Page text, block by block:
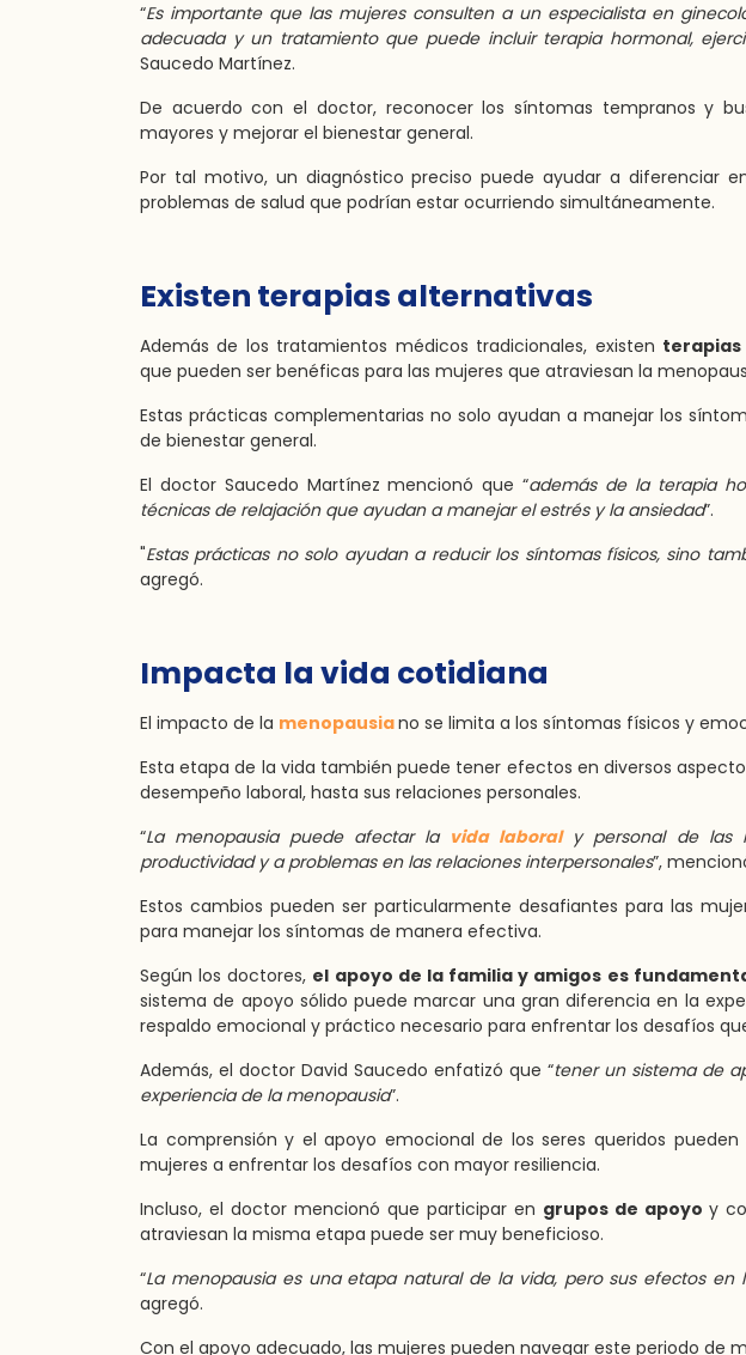
“Es importante que las mujeres consulten a un especialista en
adecuada y un tratamiento que puede incluir terapia hormonal,
Saucedo Martínez.
De acuerdo con el doctor, reconocer los síntomas tempranos y
mayores y mejorar el bienestar general.
Por tal motivo, un diagnóstico preciso puede ayudar a diferenciar
problemas de salud que podrían estar ocurriendo simultáneamente.
Existen terapias alternativas
Además de los tratamientos médicos tradicionales, existen
que pueden ser benéficas para las mujeres que atraviesan la
Estas prácticas complementarias no solo ayudan a manejar los
de bienestar general.
El doctor Saucedo Martínez mencionó que “además de la terapia
técnicas de relajación que ayudan a manejar el estrés y la ansiedad”.
"Estas prácticas no solo ayudan a reducir los síntomas físicos, sino
agregó.
Impacta la vida cotidiana
El impacto de la menopausiano se limita a los síntomas físicos y
Esta etapa de la vida también puede tener efectos en diversos
desempeño laboral, hasta sus relaciones personales.
“La menopausia puede afectar la vida laboraly personal de las
productividad y a problemas en las relaciones interpersonales”,
Estos cambios pueden ser particularmente desafiantes para las
para manejar los síntomas de manera efectiva.
Según los doctores, el apoyo de la familia y amigos es
sistema de apoyo sólido puede marcar una gran diferencia en la
respaldo emocional y práctico necesario para enfrentar los desafíos
Además, el doctor David Saucedo enfatizó que “tener un sistema de
experiencia de la menopausia”.
La comprensión y el apoyo emocional de los seres queridos pueden
mujeres a enfrentar los desafíos con mayor resiliencia.
Incluso, el doctor mencionó que participar en grupos de apoyo y
atraviesan la misma etapa puede ser muy beneficioso.
“La menopausia es una etapa natural de la vida, pero sus efectos
agregó.
Con el apoyo adecuado, las mujeres pueden navegar este periodo de